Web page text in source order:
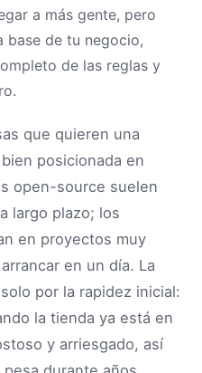
a más gente, pero
base de tu negocio,
de las reglas y
que quieren una
posicionada en
open-source suelen
largo plazo; los
en proyectos muy
en un día. La
por la rapidez inicial:
la tienda ya está en
y arriesgado, así